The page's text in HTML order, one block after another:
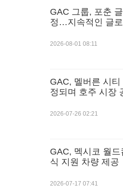
GAC 그룹, 포춘
정…지속적인 글
2026-08-01 08:11
GAC, 멜버른 시
정되며 호주 시장
2026-07-26 02:21
GAC, 멕시코 월
식 지원 차량 제공
2026-07-17 07:41